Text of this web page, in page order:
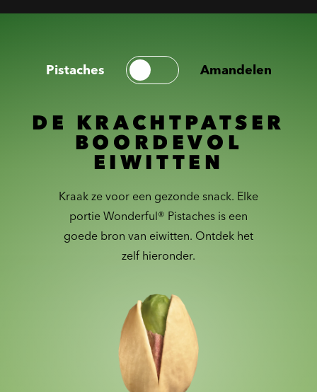
Pistaches Amandelen
DE KRACHTPATSER
BOORDEVOL
EIWITTEN
Kraak ze voor een gezonde snack. Elke
portie Wonderful® Pistaches is een
goede bron van eiwitten. Ontdek het
zelf hieronder.